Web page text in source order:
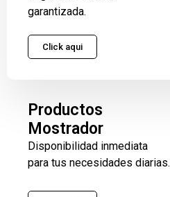
garantizada.
Click aqui
Productos
Mostrador
Disponibilidad inmediata
para tus necesidades diarias.